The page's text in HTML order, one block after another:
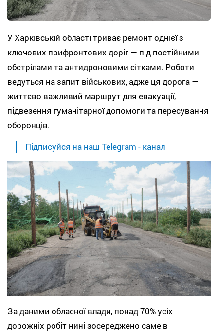
У Харківській області триває ремонт однієї з
ключових прифронтових доріг — під постійними
обстрілами та антидроновими сітками. Роботи
ведуться на запит військових, адже ця дорога —
життєво важливий маршрут для евакуації,
підвезення гуманітарної допомоги та пересування
оборонців.
Підписуйся на наш Telegram - канал
За даними обласної влади, понад 70% усіх
дорожніх робіт нині зосереджено саме в